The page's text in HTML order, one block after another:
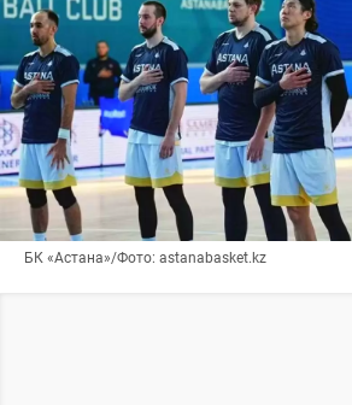
БК «Астана»/Фото: astanabasket.kz